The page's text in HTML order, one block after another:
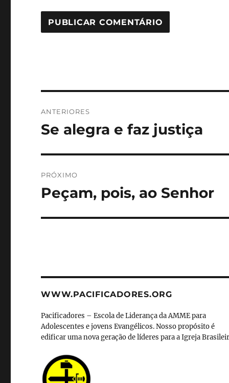
de
ANTERIORES
Post
Se alegra e faz justiça
PRÓXIMO
Próximo
Peçam, pois, ao Senhor
WWW.PACIFICADORES.ORG
Pacificadores – Escola de Liderança da AMME para
Adolescentes e jovens Evangélicos. Nosso propósito é
edificar uma nova geração de líderes para a Igreja